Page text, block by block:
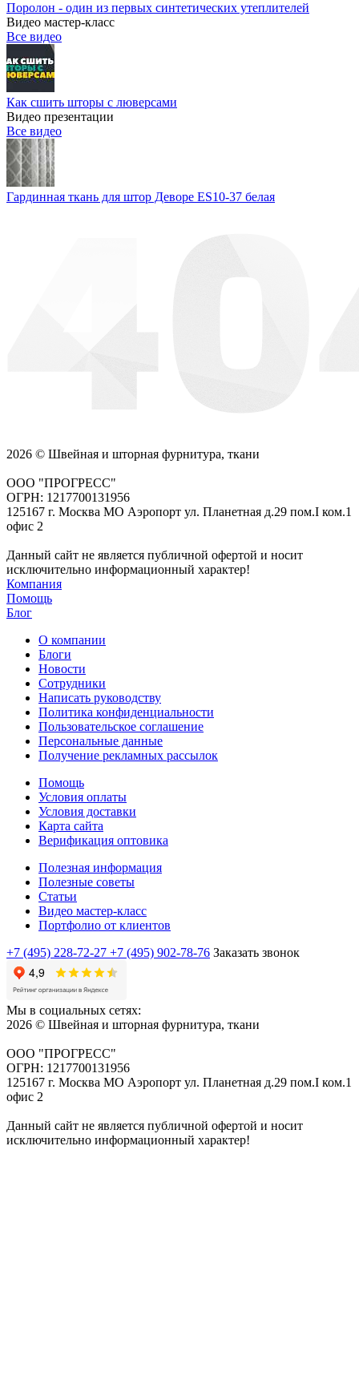
Поролон - один из первых синтетических утеплителей
Видео мастер-класс
Все видео
Как сшить шторы с люверсами
Видео презентации
Все видео
Гардинная ткань для штор Деворе ES10-37 белая
2026 © Швейная и шторная фурнитура, ткани
ООО "ПРОГРЕСС"
ОГРН: 1217700131956
125167 г. Москва МО Аэропорт ул. Планетная д.29 пом.I ком.1
офис 2
Данный сайт не является публичной офертой и носит
исключительно информационный характер!
Компания
Помощь
Блог
О компании
Блоги
Новости
Сотрудники
Написать руководству
Политика конфиденциальности
Пользовательское соглашение
Персональные данные
Получение рекламных рассылок
Помощь
Условия оплаты
Условия доставки
Карта сайта
Верификация оптовика
Полезная информация
Полезные советы
Статьи
Видео мастер-класс
Портфолио от клиентов
+7 (495) 228-72-27 +7 (495) 902-78-76 Заказать звонок
Мы в социальных сетях:
2026 © Швейная и шторная фурнитура, ткани
ООО "ПРОГРЕСС"
ОГРН: 1217700131956
125167 г. Москва МО Аэропорт ул. Планетная д.29 пом.I ком.1
офис 2
Данный сайт не является публичной офертой и носит
исключительно информационный характер!